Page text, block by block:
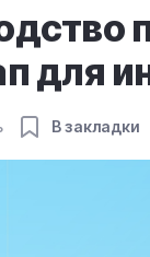
для
В закладки